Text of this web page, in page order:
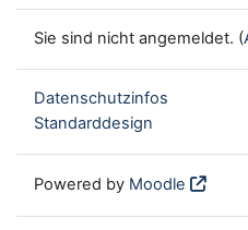
Sie sind nicht angemeldet. (
Datenschutzinfos
Standarddesign
Powered by Moodle